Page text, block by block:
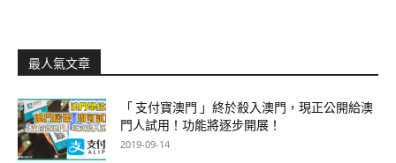
最人氣文章
「 支付寶澳門 」終於殺入澳門，現正公開給澳
門人試用！功能將逐步開展！
2019-09-14